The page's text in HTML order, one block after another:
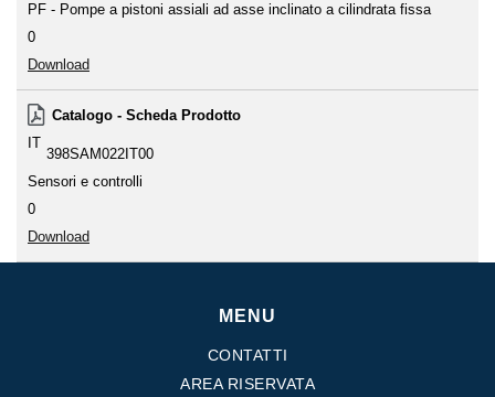
PF - Pompe a pistoni assiali ad asse inclinato a cilindrata fissa
0
Download
Catalogo - Scheda Prodotto
IT
398SAM022IT00
Sensori e controlli
0
Download
MENU
CONTATTI
AREA RISERVATA